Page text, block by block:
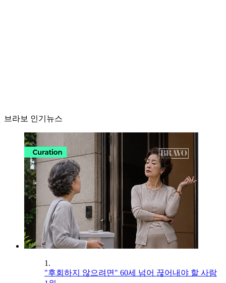
브라보 인기뉴스
1.
"후회하지 않으려면" 60세 넘어 끊어내야 할 사람